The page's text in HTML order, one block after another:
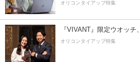
オリコンタイアップ特集
『VIVANT』限定ウオッ
オリコンタイアップ特集